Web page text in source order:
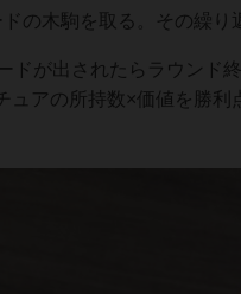
の木駒を取る。その繰り
ドが出されたらラウンド
アの所持数×価値を勝利